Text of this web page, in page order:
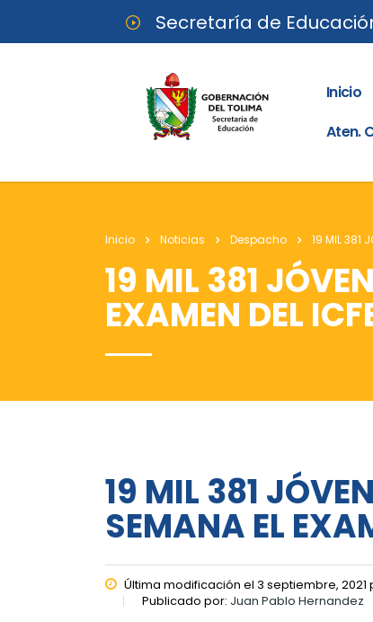
Secretaría de
Inicio
Aten.
Inicio Noticias Despacho 19 MIL 381
19 MIL 381
EXAMEN DEL
19 MIL 381
SEMANA EL
Última modificación el 3 septiembre, 2021
Publicado por: Juan Pablo Hernandez